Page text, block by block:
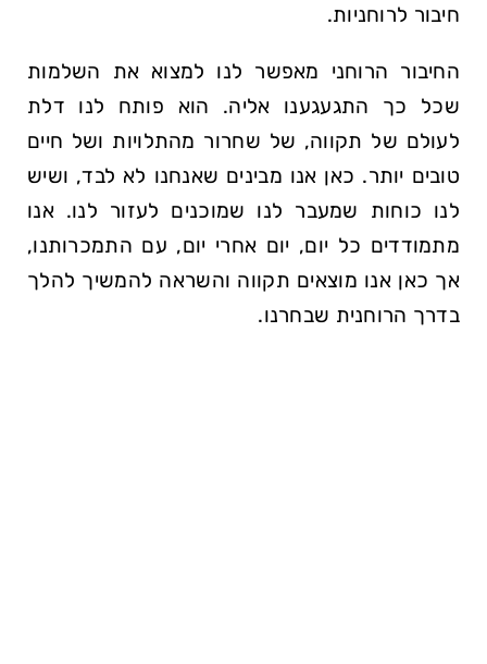
חיבור לרוחניות.
החיבור הרוחני מאפשר לנו למצוא את השלמות
שכל כך התגעגענו אליה. הוא פותח לנו דלת
לעולם של תקווה, של שחרור מהתלויות ושל חיים
טובים יותר. כאן אנו מבינים שאנחנו לא לבד, ושיש
לנו כוחות שמעבר לנו שמוכנים לעזור לנו. אנו
מתמודדים כל יום, יום אחרי יום, עם התמכרותנו,
אך כאן אנו מוצאים תקווה והשראה להמשיך להלך
בדרך הרוחנית שבחרנו.